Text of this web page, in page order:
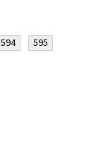
594 595